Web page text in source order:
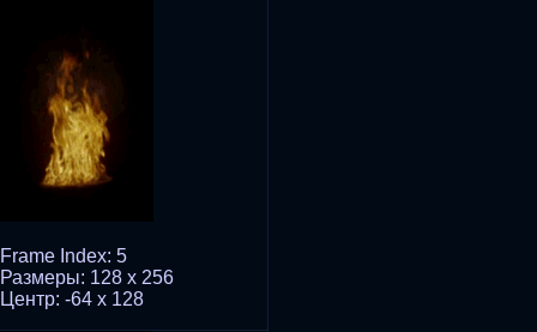
Frame Index: 5
Размеры: 128 x 256
Центр: -64 x 128